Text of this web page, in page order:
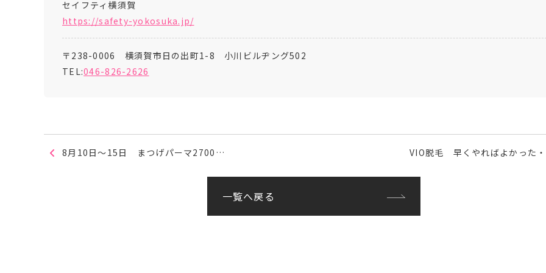
セイフティ横須賀
https://safety-yokosuka.jp/
〒238-0006 横須賀市日の出町1-8 小川ビルヂング502
TEL:046-826-2626
8月10日～15日 まつげパーマ2700… VIO脱毛 早くやればよかった
一覧へ戻る